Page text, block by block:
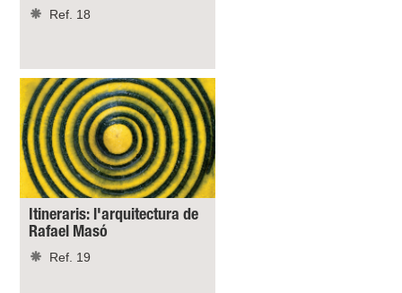
Ref. 18
Itineraris: l'arquitectura de
Rafael Masó
Ref. 19